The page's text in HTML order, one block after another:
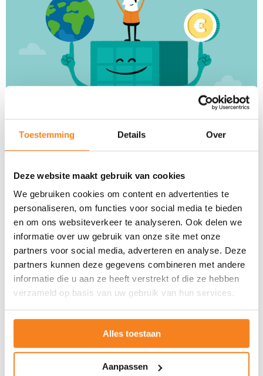
Toestemming Details Over
Deze website maakt gebruik van cookies
We gebruiken cookies om content en advertenties te
personaliseren, om functies voor social media te bieden
en om ons websiteverkeer te analyseren. Ook delen we
informatie over uw gebruik van onze site met onze
partners voor social media, adverteren en analyse. Deze
partners kunnen deze gegevens combineren met andere
informatie die u aan ze heeft verstrekt of die ze hebben
verzameld op basis van uw gebruik van hun services.
Alles toestaan
Aanpassen
Financiers
Lees meer
Lees
meer